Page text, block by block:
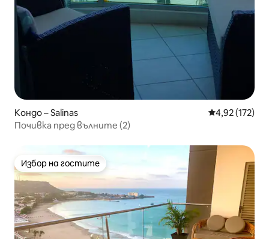
Кондо – Salinas Средна
4,92 (172)
Почивка пред вълните (2)
Избор на гостите
Избор на гостите